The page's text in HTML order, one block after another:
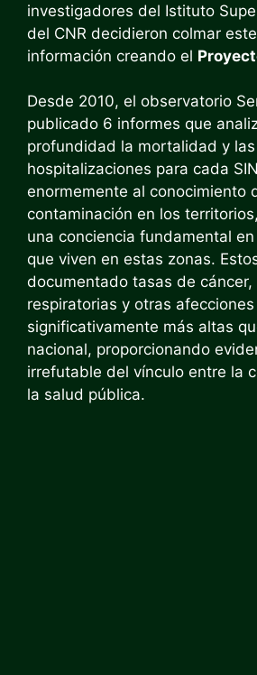
investigadores del Istituto
del CNR decidieron colmar
información creando el
Desde 2010, el observatorio
publicado 6 informes que
profundidad la mortalidad y las
hospitalizaciones para cada
enormemente al conocimiento
contaminación en los
una conciencia fundamental
que viven en estas zonas.
documentado tasas de
respiratorias y otras afecciones
significativamente más altas
nacional, proporcionando
irrefutable del vínculo entre la
la salud pública.